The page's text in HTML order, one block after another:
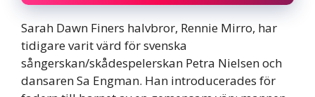
Sarah Dawn Finers halvbror, Rennie Mirro, har
tidigare varit värd för svenska
sångerskan/skådespelerskan Petra Nielsen och
dansaren Sa Engman. Han introducerades för